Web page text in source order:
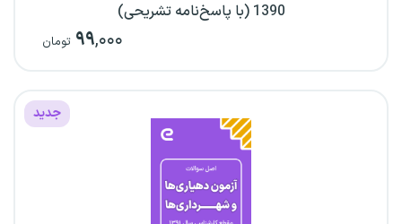
1390 (با پاسخ‌نامه تشریحی)
۹۹,۰۰۰ تومان
جدید